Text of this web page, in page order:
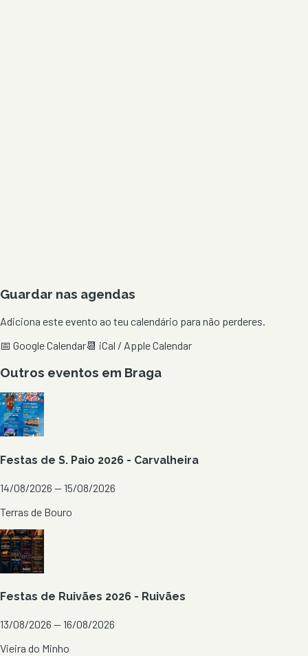
Guardar nas agendas
Adiciona este evento ao teu calendário para não perderes.
📅 Google Calendar📆 iCal / Apple Calendar
Outros eventos em Braga
Festas de S. Paio 2026 - Carvalheira
14/08/2026 — 15/08/2026
Terras de Bouro
Festas de Ruivães 2026 - Ruivães
13/08/2026 — 16/08/2026
Vieira do Minho